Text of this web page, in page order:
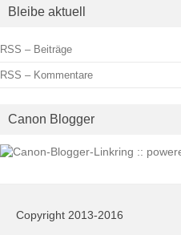
Bleibe aktuell
RSS – Beiträge
RSS – Kommentare
Canon Blogger
Copyright 2013-2016